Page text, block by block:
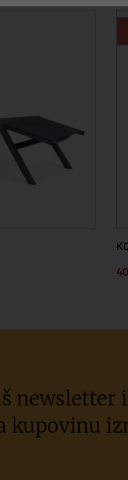
newsletter
kupovinu